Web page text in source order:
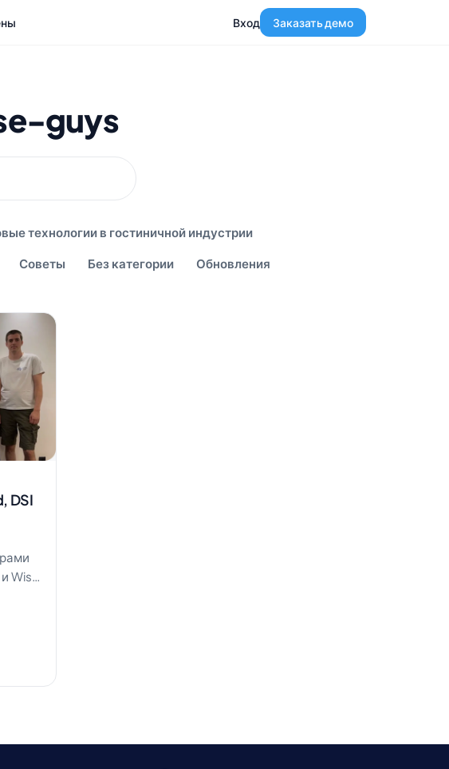
Вход Заказать демо
guys
технологии в гостиничной индустрии
Советы Без категории Обновления
DSI
Wise